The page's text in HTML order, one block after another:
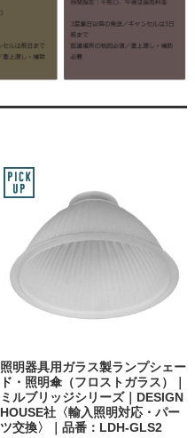
照明器具用ガラス製ランプシェー
ド・照明傘（フロストガラス）｜
ミルブリッジシリーズ｜DESIGN
HOUSE社〈輸入照明対応・パー
ツ交換〉｜品番：LDH-GLS2